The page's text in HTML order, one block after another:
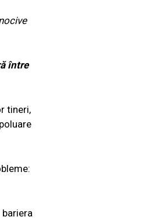
între
tineri,